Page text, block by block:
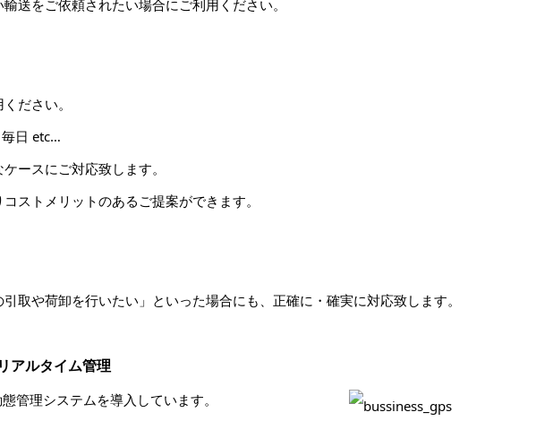
送をご依頼されたい場合にご利用ください。
ださい。
日 etc…
ースにご対応致します。
ストメリットのあるご提案ができます。
引取や荷卸を行いたい」といった場合にも、正確に・確実に対応致します。
アルタイム管理
管理システムを導入しています。